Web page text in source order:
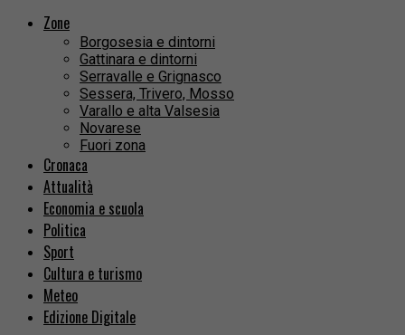
Zone
Borgosesia e dintorni
Gattinara e dintorni
Serravalle e Grignasco
Sessera, Trivero, Mosso
Varallo e alta Valsesia
Novarese
Fuori zona
Cronaca
Attualità
Economia e scuola
Politica
Sport
Cultura e turismo
Meteo
Edizione Digitale